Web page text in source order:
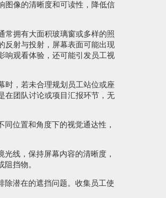
图像的清晰度和可读性，降低信
常拥有大面积玻璃窗或多样的照
反射与投射，屏幕表面可能出现
响观看体验，还可能引发员工视
时，若未合理规划员工站位或座
在团队讨论或项目汇报环节，无
位置和角度下的视觉通达性，
线，保持屏幕内容的清晰度，
挡物。
除潜在的遮挡问题。收集员工使